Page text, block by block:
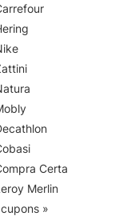
Certa
Merlin
»